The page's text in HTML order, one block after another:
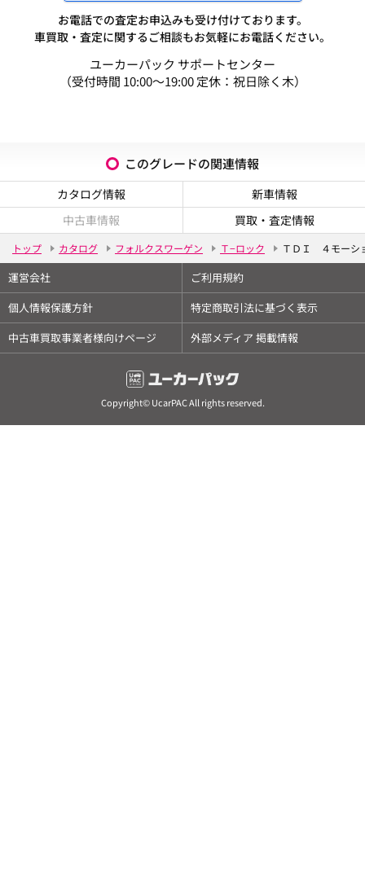
お電話での査定お申込みも受け付けております。
車買取・査定に関するご相談もお気軽にお電話ください。
ユーカーパック サポートセンター
（受付時間 10:00～19:00 定休：祝日除く木）
このグレードの関連情報
カタログ情報
新車情報
中古車情報
買取・査定情報
トップ カタログ フォルクスワーゲン Ｔ−ロック ＴＤＩ ４モーシ
運営会社
ご利用規約
個人情報保護方針
特定商取引法に基づく表示
中古車買取事業者様向けページ
外部メディア 掲載情報
Copyright© UcarPAC All rights reserved.